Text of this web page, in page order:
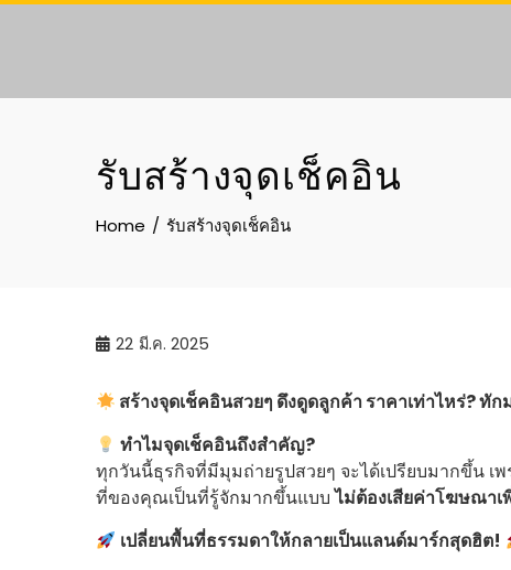
Skip
รับสร้างจุดเช็คอิน
Home รับสร้างจุดเช็คอิน
22 มี.ค. 2025
สร้างจุดเช็คอินสวยๆ ดึงดูดลูกค้า ราคาเท่าไหร่? ทัก
ทำไมจุดเช็คอินถึงสำคัญ?
ทุกวันนี้ธุรกิจที่มีมุมถ่ายรูปสวยๆ จะได้เปรียบมากขึ้น เ
ที่ของคุณเป็นที่รู้จักมากขึ้นแบบไม่ต้องเสียค่าโฆษณาเ
เปลี่ยนพื้นที่ธรรมดาให้กลายเป็นแลนด์มาร์กสุดฮิต!